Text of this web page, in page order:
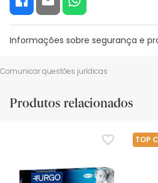
Informações sobre segurança e
Recursos de segurança visual
De momento, não dispomos de
Recomendamos que voltes mais
actualizações. Entretanto,
informações de segurança que
antes de o utilizares. Se tiveres
Comunicar questões jurídicas
Produtos relacionados
TOP